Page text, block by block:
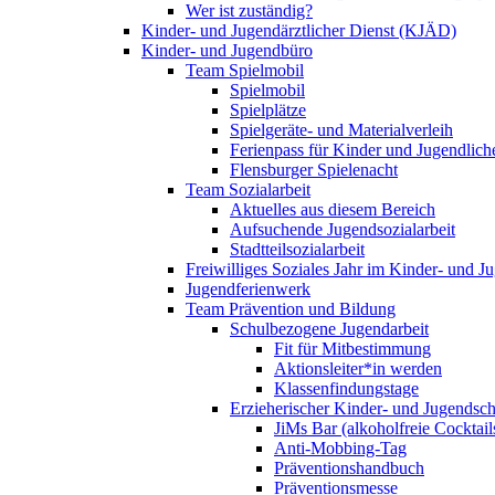
Wer ist zuständig?
Kinder- und Jugendärztlicher Dienst (KJÄD)
Kinder- und Jugendbüro
Team Spielmobil
Spielmobil
Spielplätze
Spielgeräte- und Materialverleih
Ferienpass für Kinder und
Flensburger Spielenacht
Team Sozialarbeit
Aktuelles aus diesem Bereich
Aufsuchende Jugendsozialarbeit
Stadtteilsozialarbeit
Freiwilliges Soziales Jahr im Kinder- und
Jugendferienwerk
Team Prävention und Bildung
Schulbezogene Jugendarbeit
Fit für Mitbestimmung
Aktionsleiter*in werden
Klassenfindungstage
Erzieherischer Kinder- und
JiMs Bar (alkoholfreie
Anti-Mobbing-Tag
Präventionshandbuch
Präventionsmesse